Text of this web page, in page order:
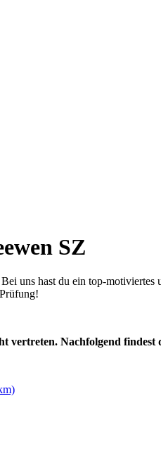
SZ
uns hast du ein top-
vertreten. Nachfolgend